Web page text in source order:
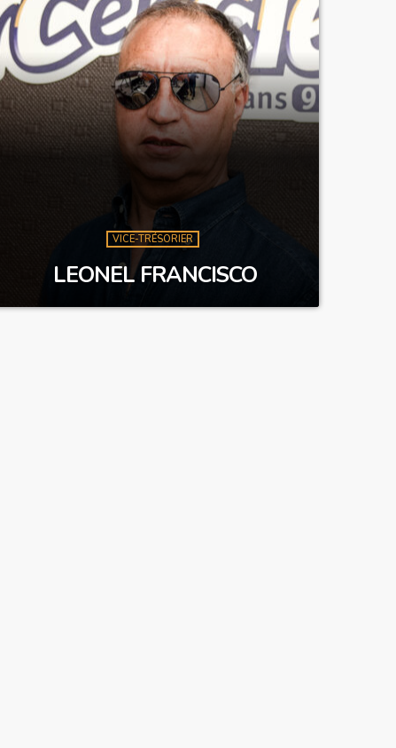
VICE-TRÉSORIER
LEONEL FRANCISCO